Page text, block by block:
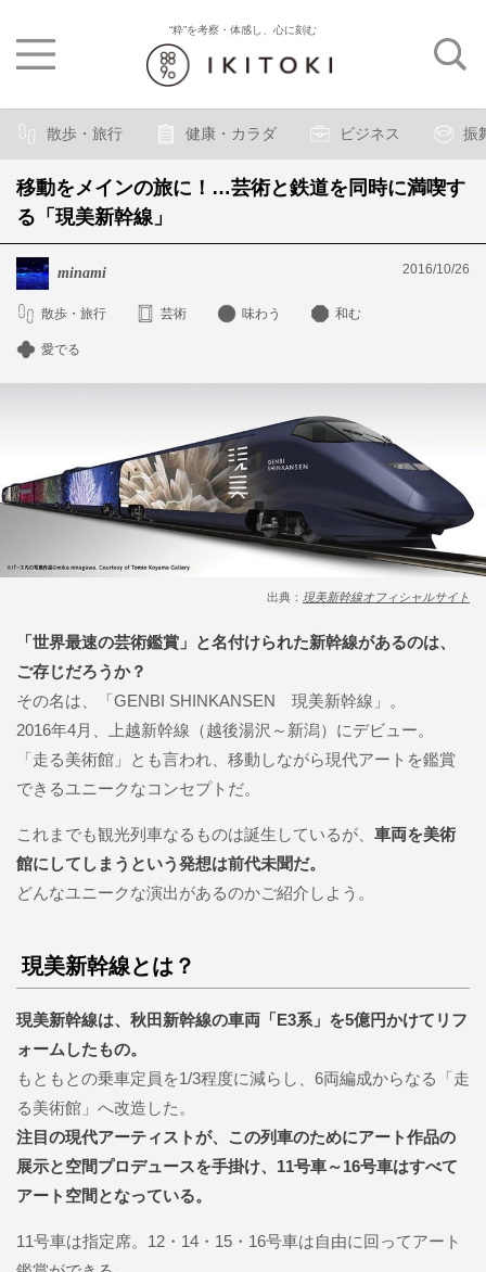
“粋”を考察・体感し、心に刻む
散歩・旅行 健康・カラダ ビジネス 振
移動をメインの旅に！…芸術と鉄道を同時に満喫す
る「現美新幹線」
minami 2016/10/26
散歩・旅行 芸術 味わう 和む
愛でる
出典： 現美新幹線オフィシャルサイト
「世界最速の芸術鑑賞」と名付けられた新幹線があるのは、
ご存じだろうか？
その名は、「GENBI SHINKANSEN 現美新幹線」。
2016年4月、上越新幹線（越後湯沢～新潟）にデビュー。
「走る美術館」とも言われ、移動しながら現代アートを鑑賞
できるユニークなコンセプトだ。
これまでも観光列車なるものは誕生しているが、 車両を美術
館にしてしまうという発想は前代未聞だ。
どんなユニークな演出があるのかご紹介しよう。
現美新幹線とは？
現美新幹線は、秋田新幹線の車両「E3系」を5億円かけてリフ
ォームしたもの。
もともとの乗車定員を1/3程度に減らし、6両編成からなる「走
る美術館」へ改造した。
注目の現代アーティストが、この列車のためにアート作品の
展示と空間プロデュースを手掛け、11号車～16号車はすべて
アート空間となっている。
11号車は指定席。12・14・15・16号車は自由に回ってアート